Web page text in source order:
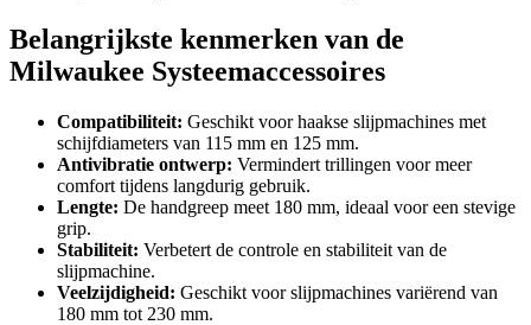
Belangrijkste kenmerken van de
Milwaukee Systeemaccessoires
Compatibiliteit: Geschikt voor haakse slijpmachines met
schijfdiameters van 115 mm en 125 mm.
Antivibratie ontwerp: Vermindert trillingen voor meer
comfort tijdens langdurig gebruik.
Lengte: De handgreep meet 180 mm, ideaal voor een stevige
grip.
Stabiliteit: Verbetert de controle en stabiliteit van de
slijpmachine.
Veelzijdigheid: Geschikt voor slijpmachines variërend van
180 mm tot 230 mm.